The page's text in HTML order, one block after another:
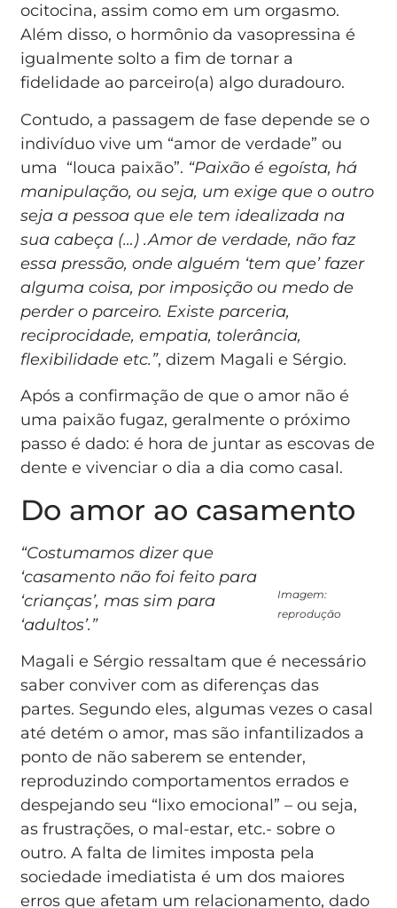
ocitocina, assim como em um orgasmo.
Além disso, o hormônio da vasopressina é
igualmente solto a fim de tornar a
fidelidade ao parceiro(a) algo duradouro.
Contudo, a passagem de fase depende se o
indivíduo vive um “amor de verdade” ou
uma “louca paixão”. “Paixão é egoísta, há
manipulação, ou seja, um exige que o outro
seja a pessoa que ele tem idealizada na
sua cabeça (…) .Amor de verdade, não faz
essa pressão, onde alguém ‘tem que’ fazer
alguma coisa, por imposição ou medo de
perder o parceiro. Existe parceria,
reciprocidade, empatia, tolerância,
flexibilidade etc.”, dizem Magali e Sérgio.
Após a confirmação de que o amor não é
uma paixão fugaz, geralmente o próximo
passo é dado: é hora de juntar as escovas de
dente e vivenciar o dia a dia como casal.
Do amor ao casamento
Imagem:
reprodução
“Costumamos dizer que
‘casamento não foi feito para
‘crianças’, mas sim para
‘adultos’.”
Magali e Sérgio ressaltam que é necessário
saber conviver com as diferenças das
partes. Segundo eles, algumas vezes o casal
até detém o amor, mas são infantilizados a
ponto de não saberem se entender,
reproduzindo comportamentos errados e
despejando seu “lixo emocional” – ou seja,
as frustrações, o mal-estar, etc.- sobre o
outro. A falta de limites imposta pela
sociedade imediatista é um dos maiores
erros que afetam um relacionamento, dado